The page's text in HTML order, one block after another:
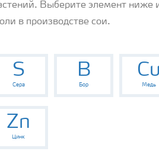
Выберите элемент ниже
в производстве сои.
S
Сера
B
Бор
Cu
Медь
Zn
Цинк